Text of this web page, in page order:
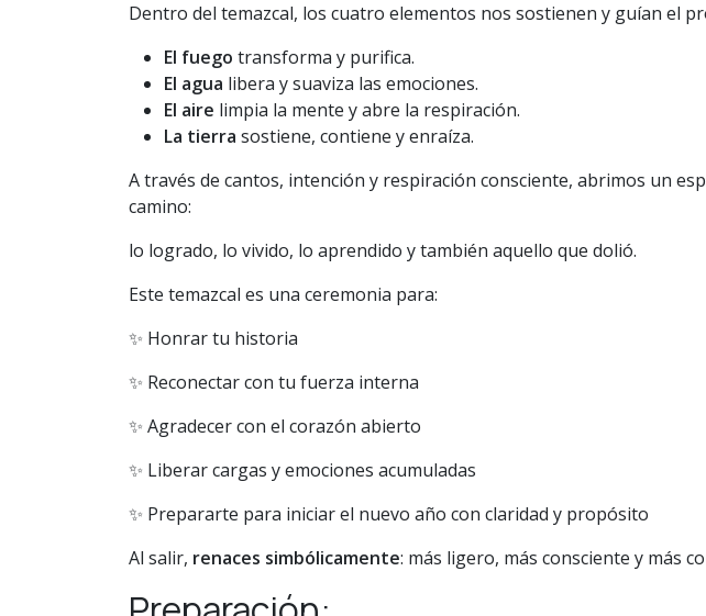
Dentro del temazcal, los cuatro elementos nos sostienen y guían el
El fuego transforma y purifica.
El agua libera y suaviza las emociones.
El aire limpia la mente y abre la respiración.
La tierra sostiene, contiene y enraíza.
A través de cantos, intención y respiración consciente, abrimos un
camino:
lo logrado, lo vivido, lo aprendido y también aquello que dolió.
Este temazcal es una ceremonia para:
✨ Honrar tu historia
✨ Reconectar con tu fuerza interna
✨ Agradecer con el corazón abierto
✨ Liberar cargas y emociones acumuladas
✨ Prepararte para iniciar el nuevo año con claridad y propósito
Al salir, renaces simbólicamente: más ligero, más consciente y más